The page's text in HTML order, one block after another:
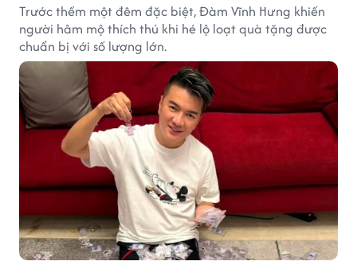
Trước thềm một đêm đặc biệt, Đàm Vĩnh Hưng khiến
người hâm mộ thích thú khi hé lộ loạt quà tặng được
chuẩn bị với số lượng lớn.